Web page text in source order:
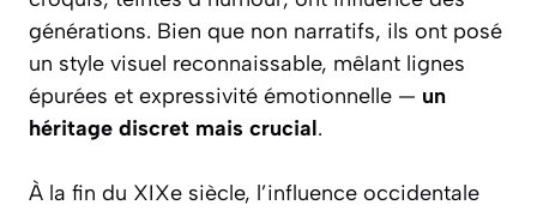
générations. Bien que non narratifs, ils ont posé
un style visuel reconnaissable, mêlant lignes
épurées et expressivité émotionnelle — un
héritage discret mais crucial.
À la fin du XIXe siècle, l’influence occidentale